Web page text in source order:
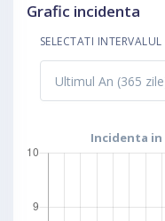
Grafic incidenta
SELECTATI INTERVALUL